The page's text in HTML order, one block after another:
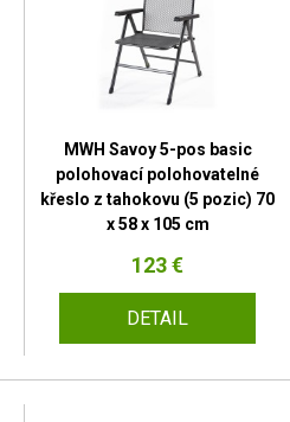
MWH Savoy 5-pos basic
polohovací polohovatelné
křeslo z tahokovu (5 pozic) 70
x 58 x 105 cm
123 €
DETAIL